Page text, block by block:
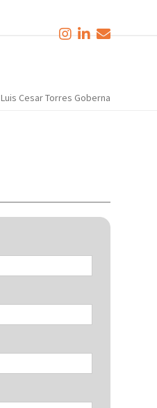
Luis Cesar Torres Goberna